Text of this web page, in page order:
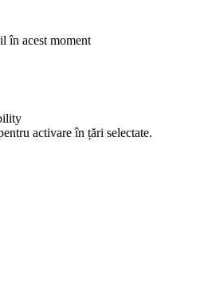
în acest moment
activare în țări selectate.